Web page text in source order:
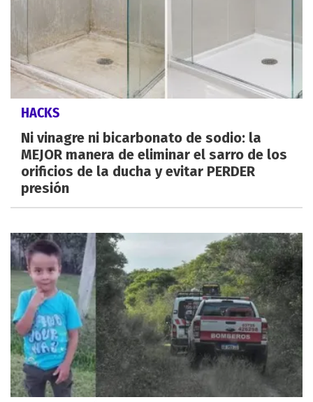
HACKS
Ni vinagre ni bicarbonato de sodio: la
MEJOR manera de eliminar el sarro de los
orificios de la ducha y evitar PERDER
presión